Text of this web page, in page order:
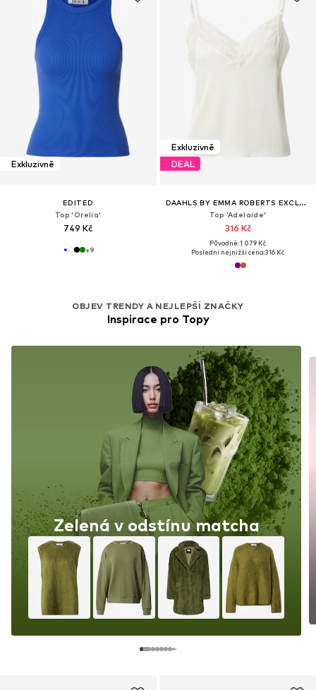
Exkluzivně
EDITED
Top 'Orelia'
749 Kč
+9
Exkluzivně
DEAL
DAAHLS BY EMMA ROBERTS EXCLUSIVELY FOR ABOUT YOU
Top 'Adelaide'
316 Kč
Původně: 1 079 Kč
Poslední nejnižší cena:316 Kč
OBJEV TRENDY A NEJLEPŠÍ ZNAČKY
Inspirace pro Topy
Zelená v odstínu matcha